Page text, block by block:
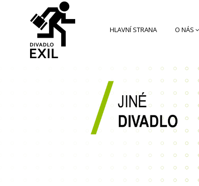
HLAVNÍ STRANA O NÁS